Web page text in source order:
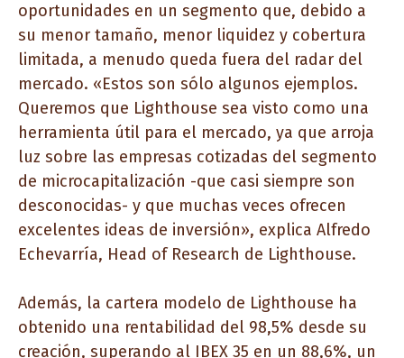
oportunidades en un segmento que, debido a
su menor tamaño, menor liquidez y cobertura
limitada, a menudo queda fuera del radar del
mercado. «Estos son sólo algunos ejemplos.
Queremos que Lighthouse sea visto como una
herramienta útil para el mercado, ya que arroja
luz sobre las empresas cotizadas del segmento
de microcapitalización -que casi siempre son
desconocidas- y que muchas veces ofrecen
excelentes ideas de inversión», explica Alfredo
Echevarría, Head of Research de Lighthouse.
Además, la cartera modelo de Lighthouse ha
obtenido una rentabilidad del 98,5% desde su
creación, superando al IBEX 35 en un 88,6%, un